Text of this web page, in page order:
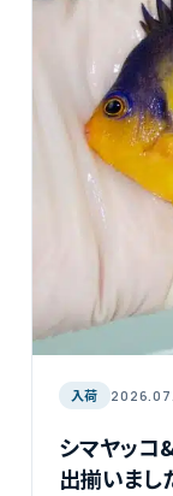
入荷
シマヤッコ
出揃いまし